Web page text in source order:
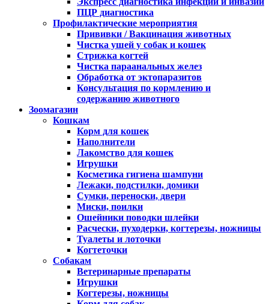
ПЦР диагностика
Профилактические мероприятия
Прививки / Вакцинация животных
Чистка ушей у собак и кошек
Стрижка когтей
Чистка параанальных желез
Обработка от эктопаразитов
Консультация по кормлению и
содержанию животного
Зоомагазин
Кошкам
Корм для кошек
Наполнители
Лакомство для кошек
Игрушки
Косметика гигиена шампуни
Лежаки, подстилки, домики
Сумки, переноски, двери
Миски, поилки
Ошейники поводки шлейки
Расчески, пуходерки, когтерезы, ножницы
Туалеты и лоточки
Когтеточки
Собакам
Ветеринарные препараты
Игрушки
Когтерезы, ножницы